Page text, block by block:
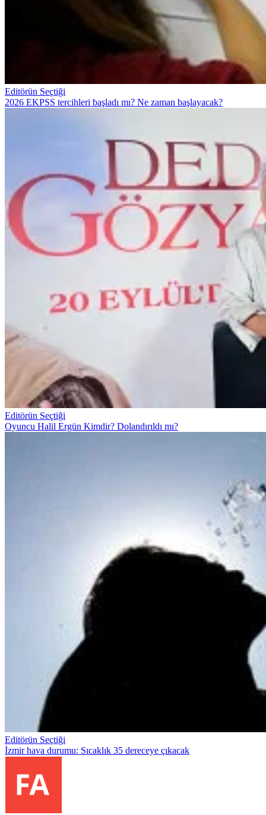
Editörün Seçtiği
2026 EKPSS tercihleri başladı mı? Ne zaman başlayacak?
Editörün Seçtiği
Oyuncu Halil Ergün Kimdir? Dolandırıldı mı?
Editörün Seçtiği
İzmir hava durumu: Sıcaklık 35 dereceye çıkacak